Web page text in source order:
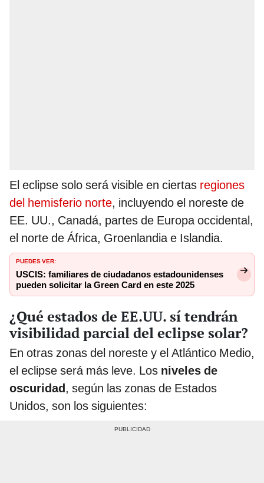
El eclipse solo será visible en ciertas regiones
del hemisferio norte, incluyendo el noreste de
EE. UU., Canadá, partes de Europa occidental,
el norte de África, Groenlandia e Islandia.
PUEDES VER:
USCIS: familiares de ciudadanos estadounidenses
pueden solicitar la Green Card en este 2025
¿Qué estados de EE.UU. sí tendrán
visibilidad parcial del eclipse solar?
En otras zonas del noreste y el Atlántico Medio,
el eclipse será más leve. Los niveles de
oscuridad, según las zonas de Estados
Unidos, son los siguientes: